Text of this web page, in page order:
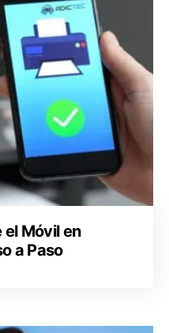
Móvil en
a Paso